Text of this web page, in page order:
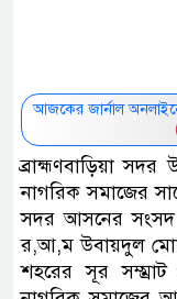
আজকের জার্নাল
ব্রাহ্মণবাড়িয়া
নাগরিক সমাজের
সদর আসনের সংসদ
র,আ,ম উবায়দুল
শহরের সূর সম্ম্রাট